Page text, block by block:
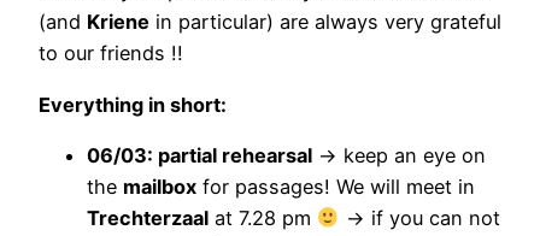
(and Kriene in particular) are always very grateful
to our friends !!
Everything in short:
06/03: partial rehearsal -> keep an eye on
the mailbox for passages! We will meet in
Trechterzaal at 7.28 pm
-> if you can not